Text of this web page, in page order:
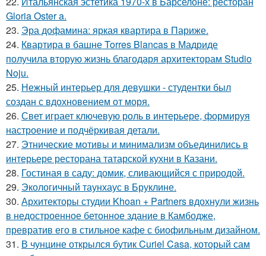
Gloria Oster a.
23. Эра дофамина: яркая квартира в Париже.
24. Квартира в башне Torres Blancas в Мадриде
получила вторую жизнь благодаря архитекторам Studio
Noju.
25. Нежный интерьер для девушки - студентки был
создан с вдохновением от моря.
26. Свет играет ключевую роль в интерьере, формируя
настроение и подчёркивая детали.
27. Этнические мотивы и минимализм объединились в
интерьере ресторана татарской кухни в Казани.
28. Гостиная в саду: домик, сливающийся с природой.
29. Экологичный таунхаус в Бруклине.
30. Архитекторы студии Khoan + Partners вдохнули жизнь
в недостроенное бетонное здание в Камбодже,
превратив его в стильное кафе с биофильным дизайном.
31. В чунцине открылся бутик Curiel Casa, который сам